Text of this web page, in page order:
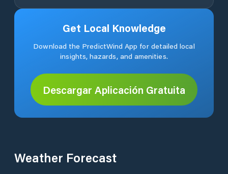
Get Local Knowledge
Download the PredictWind App for detailed local
insights, hazards, and amenities.
Descargar Aplicación Gratuita
Weather Forecast